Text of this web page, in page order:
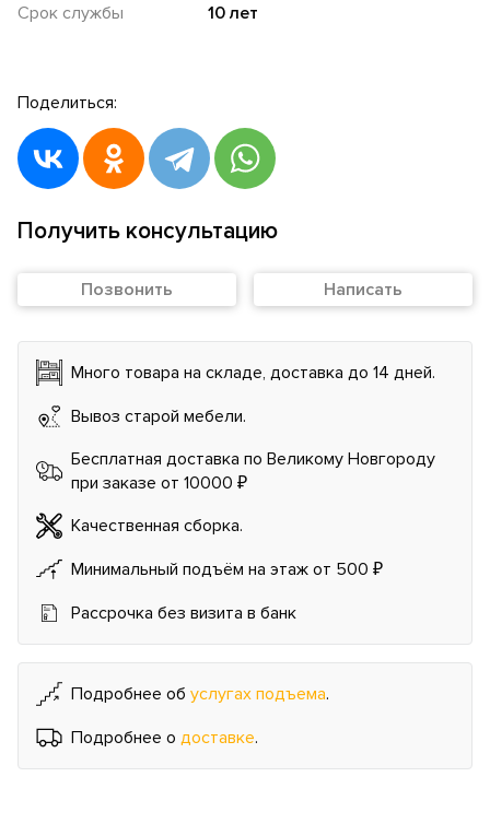
Срок службы
10 лет
Поделиться:
Получить консультацию
Позвонить Написать
Много товара на складе, доставка до 14 дней.
Вывоз старой мебели.
Бесплатная доставка по Великому Новгороду
при заказе от 10000 ₽
Качественная сборка.
Минимальный подъём на этаж от 500 ₽
Рассрочка без визита в банк
Подробнее об услугах подъема.
Подробнее о доставке.